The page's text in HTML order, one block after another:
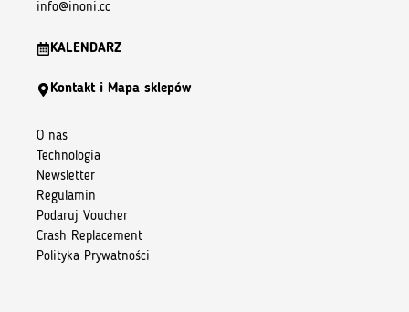
info@inoni.cc
KALENDARZ
Kontakt i Mapa sklepów
O nas
Technologia
Newsletter
Regulamin
Podaruj Voucher
Crash Replacement
Polityka Prywatności